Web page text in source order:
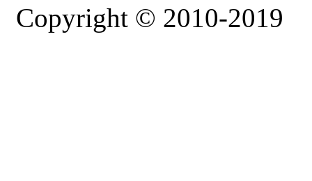
Copyright © 2010-2019